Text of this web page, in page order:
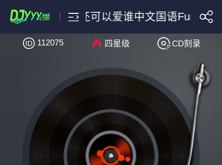
搜索
被伤过的心还可以爱谁中文国语
112075 四星级 CD刻录